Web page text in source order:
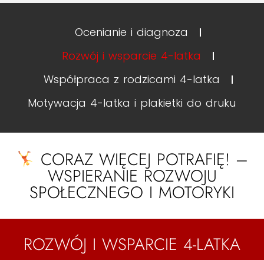
Ocenianie i diagnoza
Rozwój i wsparcie 4-latka
Współpraca z rodzicami 4-latka
Motywacja 4-latka i plakietki do druku
CORAZ WIĘCEJ POTRAFIĘ! –
WSPIERANIE ROZWOJU
SPOŁECZNEGO I MOTORYKI
ROZWÓJ I WSPARCIE 4-LATKA